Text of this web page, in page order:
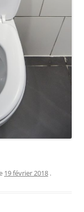
19 février 2018 .